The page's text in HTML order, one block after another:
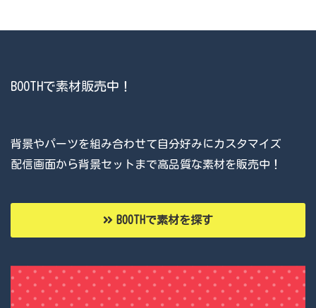
BOOTHで素材販売中！
背景やパーツを組み合わせて自分好みにカスタマイズ
配信画面から背景セットまで高品質な素材を販売中！
BOOTHで素材を探す